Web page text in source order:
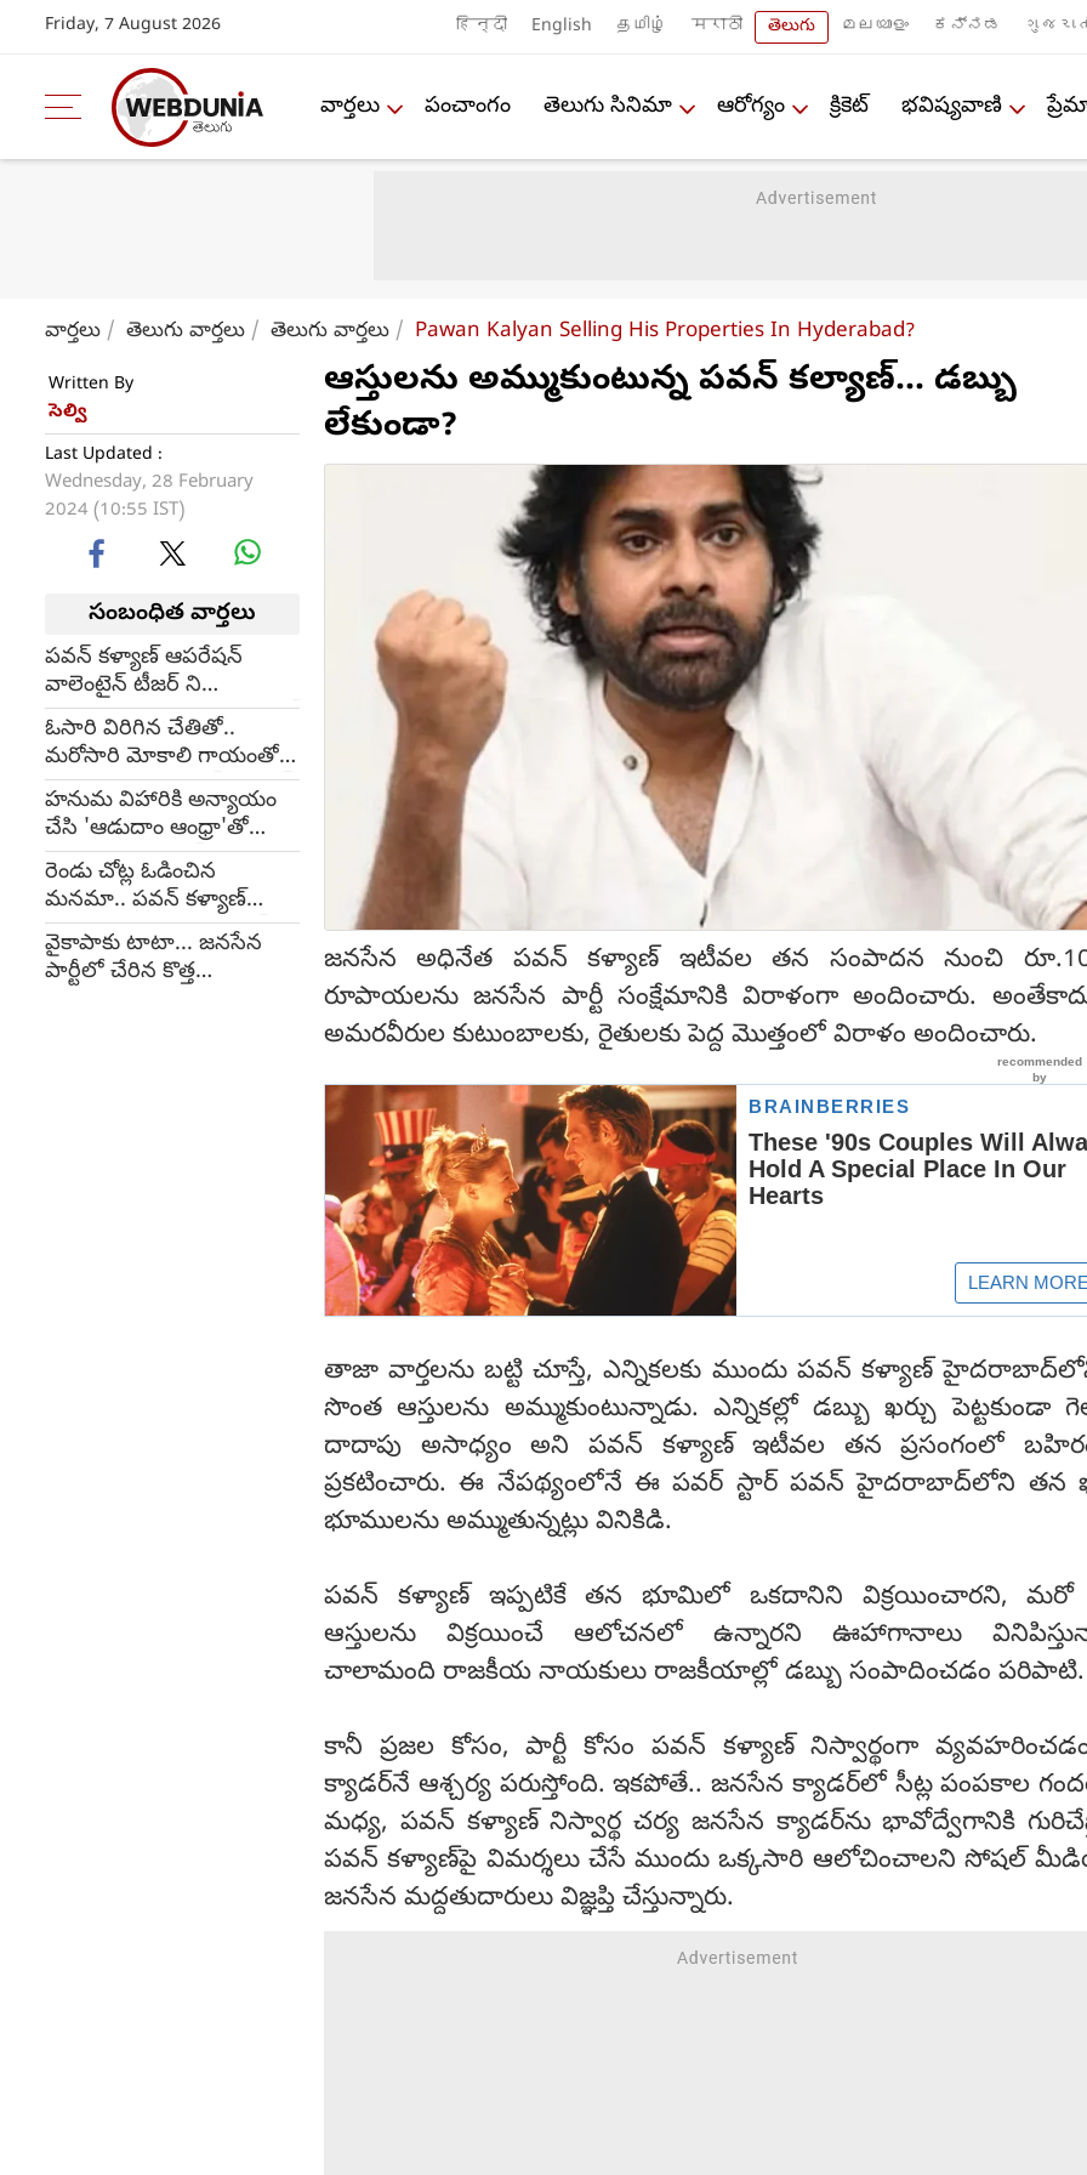
Friday, 7 August 2026 हिन्दी English தமிழ் मराठी తెలుగు മലയാളം ಕನ್ನಡ
వార్తలు పంచాంగం తెలుగు సినిమా ఆరోగ్యం క్రికెట్ భవిష్యవాణి
వార్తలు తెలుగు వార్తలు తెలుగు వార్తలు Pawan Kalyan Selling His Properties In Hyderabad?
Written By
సెల్వి
Last Updated :
Wednesday, 28 February
2024 (10:55 IST)
సంబంధిత వార్తలు
పవన్ కళ్యాణ్ ఆపరేషన్
వాలెంటైన్ టీజర్ ని
ఐదారుసార్లు చూశారు : వరుణ్
తేజ్
ఓసారి విరిగిన చేతితో..
మరోసారి మోకాలి గాయంతో
ఆడిన విహారి... పవన్ కళ్యాణ్
సంఘీభావం
హనుమ విహారికి అన్యాయం
చేసి 'ఆడుదాం ఆంధ్రా'తో
లాభమేంటి?: పవన్ ప్రశ్న
రెండు చోట్ల ఓడించిన
మనమా.. పవన్ కళ్యాణ్
గురించి మాట్లాడేది : హైపర్
ఆది
వైకాపాకు టాటా... జనసేన
పార్టీలో చేరిన కొత్త
ఆస్తులను అమ్ముకుంటున్న పవన్ కల్యాణ్... డబ్బు
లేకుండా?
జనసేన అధినేత పవన్ కళ్యాణ్ ఇటీవల తన సంపాదన నుంచి
రూపాయలను జనసేన పార్టీ సంక్షేమానికి విరాళంగా అందించారు.
అమరవీరుల కుటుంబాలకు, రైతులకు పెద్ద మొత్తంలో విరాళం అందించారు.
తాజా వార్తలను బట్టి చూస్తే, ఎన్నికలకు ముందు పవన్ కళ్యాణ్
సొంత ఆస్తులను అమ్ముకుంటున్నాడు. ఎన్నికల్లో డబ్బు ఖర్చు పెట్టకుండా
దాదాపు అసాధ్యం అని పవన్ కళ్యాణ్ ఇటీవల తన ప్రసంగంలో
ప్రకటించారు. ఈ నేపథ్యంలోనే ఈ పవర్ స్టార్ పవన్ హైదరాబాద్‌లోని తన
భూములను అమ్ముతున్నట్లు వినికిడి.
పవన్ కళ్యాణ్ ఇప్పటికే తన భూమిలో ఒకదానిని విక్రయించారని, మరో
ఆస్తులను విక్రయించే ఆలోచనలో ఉన్నారని ఊహాగానాలు
చాలామంది రాజకీయ నాయకులు రాజకీయాల్లో డబ్బు సంపాదించడం పరిపాటి.
కానీ ప్రజల కోసం, పార్టీ కోసం పవన్ కళ్యాణ్ నిస్వార్థంగా
క్యాడర్‌నే ఆశ్చర్య పరుస్తోంది. ఇకపోతే.. జనసేన క్యాడర్‌లో సీట్ల పంపకాల
మధ్య, పవన్ కళ్యాణ్ నిస్వార్థ చర్య జనసేన క్యాడర్‌ను భావోద్వేగానికి
పవన్ కళ్యాణ్‌పై విమర్శలు చేసే ముందు ఒక్కసారి ఆలోచించాలని సోషల్
జనసేన మద్దతుదారులు విజ్ఞప్తి చేస్తున్నారు.